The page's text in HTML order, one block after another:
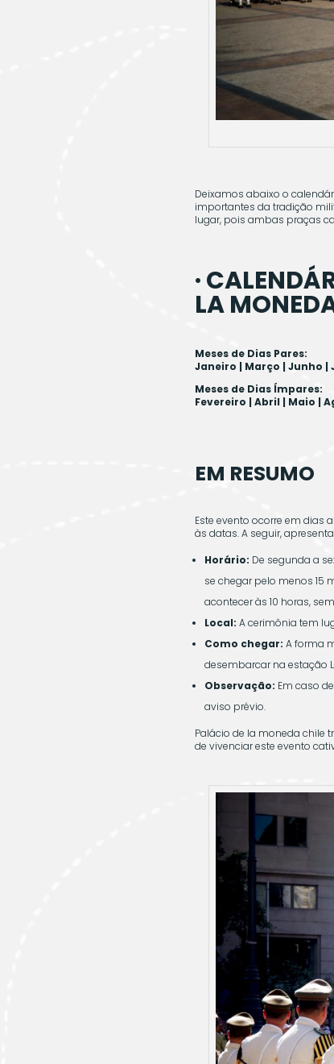
Deixamos abaixo o
importantes da tradição
lugar, pois ambas praças
·
LA
Meses de Dias Pares:
Janeiro | Março | Junho
Meses de Dias Ímpares:
Fevereiro | Abril | Maio |
EM RESUMO
Este evento ocorre em dias
às datas. A seguir,
Horário: De segunda a
se chegar pelo menos 15
acontecer às 10 horas,
Local: A cerimônia tem
Como chegar: A forma
desembarcar na estação
Observação: Em caso
aviso prévio.
Palácio de la moneda chile
de vivenciar este evento